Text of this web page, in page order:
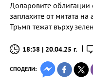
Доларовите облигации
заплахите от митата
Тръмп тежат върху
18:38 | 20.04.25 г.
СПОДЕЛИ: